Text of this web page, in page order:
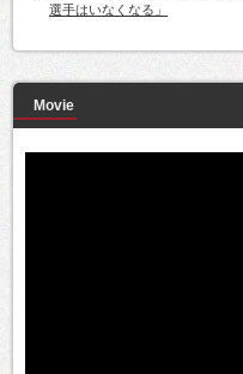
選手はいなくなる」
Movie